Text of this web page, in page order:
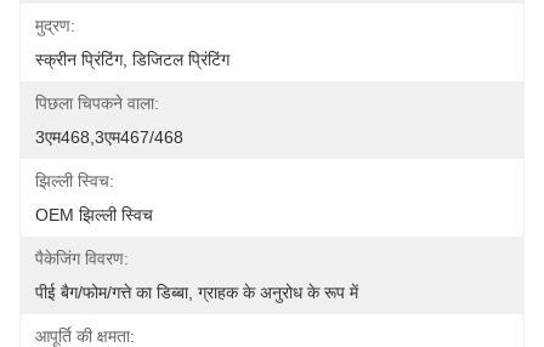
मुद्रण:
स्क्रीन प्रिंटिंग, डिजिटल प्रिंटिंग
पिछला चिपकने वाला:
3एम468,3एम467/468
झिल्ली स्विच:
OEM झिल्ली स्विच
पैकेजिंग विवरण:
पीई बैग/फोम/गत्ते का डिब्बा, ग्राहक के अनुरोध के रूप में
आपूर्ति की क्षमता: